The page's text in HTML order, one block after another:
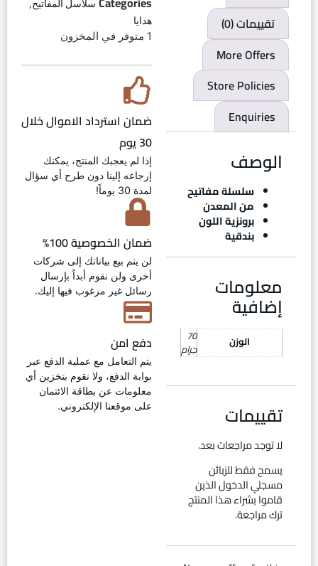
تقييمات (0)
More Offers
Store Policies
Enquiries
الوصف
سلسلة مفاتيح
من المعدن
برونزية اللون
بندقية
معلومات
إضافية
الوزن 70
جرام
تقييمات
لا توجد مراجعات بعد.
يسمح فقط للزبائن
مسجلي الدخول الذين
قاموا بشراء هذا المنتج
ترك مراجعة.
سلاسل المفاتيح
هدايا
1 متوفر في المخزون
ضمان استرداد الاموال خلال
30 يوم
إذا لم يعجبك المنتج، يمكنك
إرجاعه إلينا دون طرح أي سؤال
لمدة 30 يوماً!
ضمان الخصوصية 100%
لن يتم بيع بياناتك إلى شركات
أخرى ولن نقوم أبداً بإرسال
رسائل غير مرغوب فيها إليك.
دفع امن
يتم التعامل مع عملية الدفع عبر
بوابة الدفع، ولا نقوم بتخزين أي
معلومات عن بطاقة الائتمان
على موقعنا الإلكتروني.